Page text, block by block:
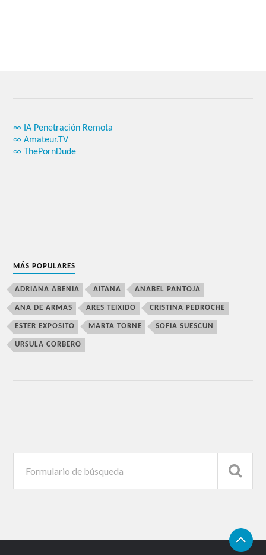
∞ IA Penetración Remota
∞ Amateur.TV
∞ ThePornDude
MÁS POPULARES
ADRIANA ABENIA AITANA ANABEL PANTOJA
ANA DE ARMAS ARES TEIXIDO CRISTINA PEDROCHE
ESTER EXPOSITO MARTA TORNE SOFIA SUESCUN
URSULA CORBERO